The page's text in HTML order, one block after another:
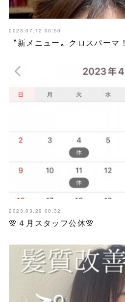
2023.07.12 00:50
〝新メニュー〟クロスパーマ！
2023.03.29 00:32
🌸４月スタッフ公休🌸